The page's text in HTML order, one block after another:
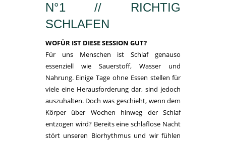
N°1 // RICHTIG
SCHLAFEN
WOFÜR IST DIESE SESSION GUT?
Für uns Menschen ist Schlaf genauso
essenziell wie Sauerstoff, Wasser und
Nahrung. Einige Tage ohne Essen stellen für
viele eine Herausforderung dar, sind jedoch
auszuhalten. Doch was geschieht, wenn dem
Körper über Wochen hinweg der Schlaf
entzogen wird? Bereits eine schlaflose Nacht
stört unseren Biorhythmus und wir fühlen